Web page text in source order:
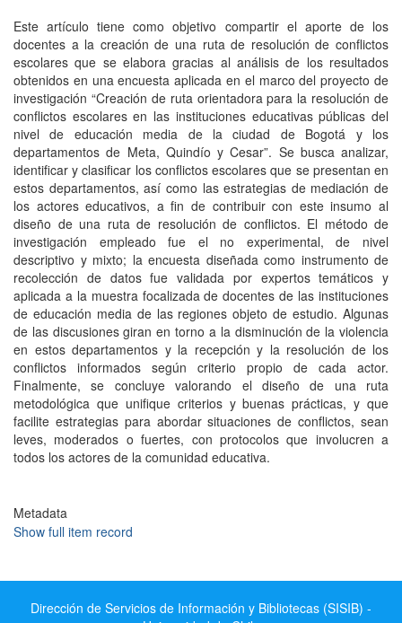
Este artículo tiene como objetivo compartir el aporte de los
docentes a la creación de una ruta de resolución de conflictos
escolares que se elabora gracias al análisis de los resultados
obtenidos en una encuesta aplicada en el marco del proyecto de
investigación “Creación de ruta orientadora para la resolución de
conflictos escolares en las instituciones educativas públicas del
nivel de educación media de la ciudad de Bogotá y los
departamentos de Meta, Quindío y Cesar”. Se busca analizar,
identificar y clasificar los conflictos escolares que se presentan en
estos departamentos, así como las estrategias de mediación de
los actores educativos, a fin de contribuir con este insumo al
diseño de una ruta de resolución de conflictos. El método de
investigación empleado fue el no experimental, de nivel
descriptivo y mixto; la encuesta diseñada como instrumento de
recolección de datos fue validada por expertos temáticos y
aplicada a la muestra focalizada de docentes de las instituciones
de educación media de las regiones objeto de estudio. Algunas
de las discusiones giran en torno a la disminución de la violencia
en estos departamentos y la recepción y la resolución de los
conflictos informados según criterio propio de cada actor.
Finalmente, se concluye valorando el diseño de una ruta
metodológica que unifique criterios y buenas prácticas, y que
facilite estrategias para abordar situaciones de conflictos, sean
leves, moderados o fuertes, con protocolos que involucren a
todos los actores de la comunidad educativa.
Metadata
Show full item record
Dirección de Servicios de Información y Bibliotecas (SISIB) -